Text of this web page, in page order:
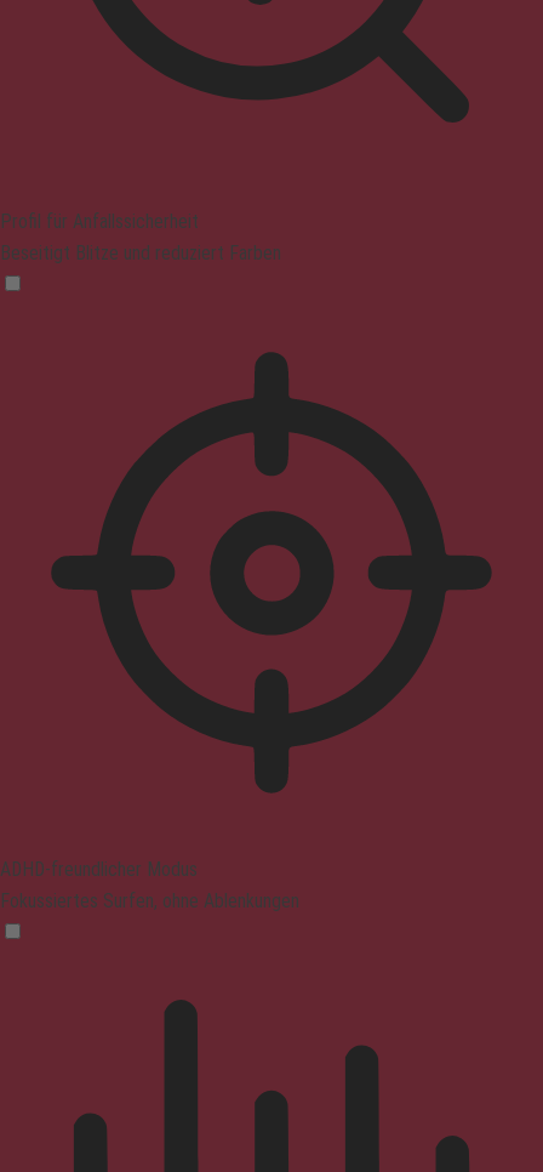
Profil für Anfallssicherheit
Beseitigt Blitze und reduziert Farben
ADHD-freundlicher Modus
Fokussiertes Surfen, ohne Ablenkungen